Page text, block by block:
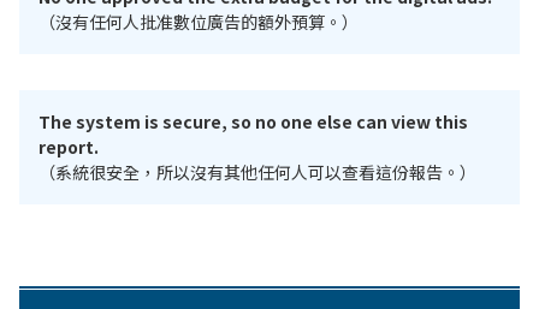
（沒有任何人批准數位廣告的額外預算。）
The system is secure, so no one else can view this
report.
（系統很安全，所以沒有其他任何人可以查看這份報告。）